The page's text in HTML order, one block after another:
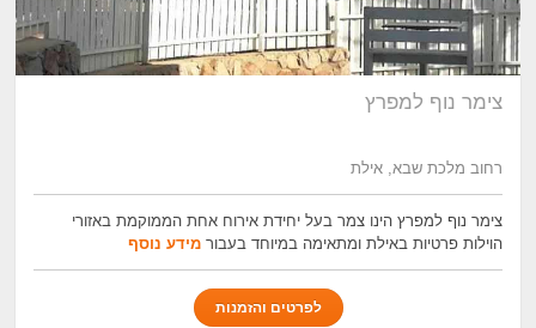
צימר נוף למפרץ
רחוב מלכת שבא, אילת
צימר נוף למפרץ הינו צמר בעל יחידת אירוח אחת הממוקמת באזורי
הוילות פרטיות באילת ומתאימה במיוחד בעבורמידע נוסף
לפרטים והזמנות